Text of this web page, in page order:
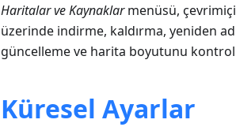
Haritalar ve Kaynaklarmenüsü, çevrimiçi
üzerinde indirme, kaldırma, yeniden
güncelleme ve harita boyutunu kontrol
Küresel Ayarlar